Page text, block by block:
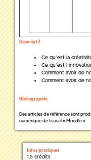
Descriptif
Ce qu’est la
Ce qu’est
Comment avoir de
Comment avoir de
Bibliographie
Des articles de référence sont
numérique de travail « Moodle ».
Infos pratiques
1.5 crédits